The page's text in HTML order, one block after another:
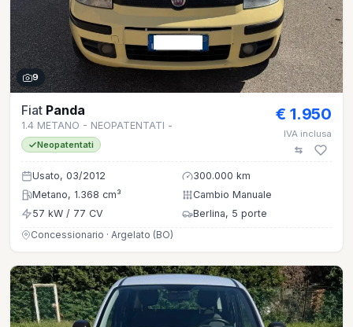
9
Fiat Panda
1.4 METANO - NEOPATENTATI -
Neopatentati
€ 1.950
IVA inclusa
Usato, 03/2012
300.000 km
Metano, 1.368 cm³
Cambio Manuale
57 kW / 77 CV
Berlina, 5 porte
Concessionario · Argelato (BO)